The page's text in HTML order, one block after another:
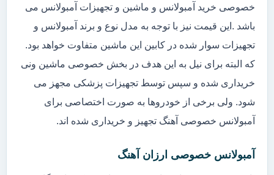
خصوصی خرید آمبولانس و ماشین و تجهیزات آمبولانس می
باشد .این قیمت نیز با توجه به مدل نوع و برند آمبولانس و
تجهیزات سوار شده در کابین این ماشین متفاوت خواهد بود.
که البته برای نیل به این هدف در بخش خصوصی ماشین ونی
خریداری شده و سپس توسط تجهیزات پزشکی مجهز می
شود. ولی برخی از خودروها به صورت اختصاصی برای
آمبولانس خصوصی آهنگ تجهیز و خریداری شده اند.
آمبولانس خصوصی ارزان آهنگ